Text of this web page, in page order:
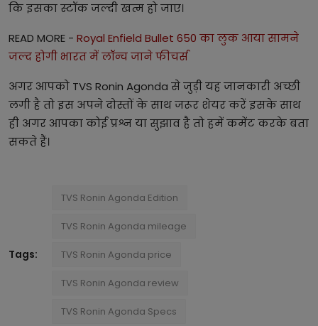
कि इसका स्टॉक जल्दी खत्म हो जाए।
READ MORE - Royal Enfield Bullet 650 का लुक आया सामने
जल्द होगी भारत में लॉन्च जाने फीचर्स
अगर आपको TVS Ronin Agonda से जुड़ी यह जानकारी अच्छी
लगी है तो इस अपने दोस्तों के साथ जरूर शेयर करें इसके साथ
ही अगर आपका कोई प्रश्न या सुझाव है तो हमें कमेंट करके बता
सकते हैं।
Tags:
TVS Ronin Agonda Edition
TVS Ronin Agonda mileage
TVS Ronin Agonda price
TVS Ronin Agonda review
TVS Ronin Agonda Specs